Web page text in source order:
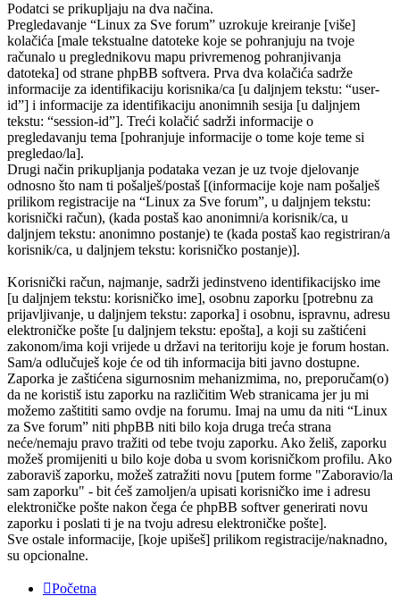
Podatci se prikupljaju na dva načina.
Pregledavanje “Linux za Sve forum” uzrokuje kreiranje [više]
kolačića [male tekstualne datoteke koje se pohranjuju na tvoje
računalo u preglednikovu mapu privremenog pohranjivanja
datoteka] od strane phpBB softvera. Prva dva kolačića sadrže
informacije za identifikaciju korisnika/ca [u daljnjem tekstu: “user-
id”] i informacije za identifikaciju anonimnih sesija [u daljnjem
tekstu: “session-id”]. Treći kolačić sadrži informacije o
pregledavanju tema [pohranjuje informacije o tome koje teme si
pregledao/la].
Drugi način prikupljanja podataka vezan je uz tvoje djelovanje
odnosno što nam ti pošalješ/postaš [(informacije koje nam pošalješ
prilikom registracije na “Linux za Sve forum”, u daljnjem tekstu:
korisnički račun), (kada postaš kao anonimni/a korisnik/ca, u
daljnjem tekstu: anonimno postanje) te (kada postaš kao registriran/a
korisnik/ca, u daljnjem tekstu: korisničko postanje)].
Korisnički račun, najmanje, sadrži jedinstveno identifikacijsko ime
[u daljnjem tekstu: korisničko ime], osobnu zaporku [potrebnu za
prijavljivanje, u daljnjem tekstu: zaporka] i osobnu, ispravnu, adresu
elektroničke pošte [u daljnjem tekstu: epošta], a koji su zaštićeni
zakonom/ima koji vrijede u državi na teritoriju koje je forum hostan.
Sam/a odlučuješ koje će od tih informacija biti javno dostupne.
Zaporka je zaštićena sigurnosnim mehanizmima, no, preporučam(o)
da ne koristiš istu zaporku na različitim Web stranicama jer ju mi
možemo zaštititi samo ovdje na forumu. Imaj na umu da niti “Linux
za Sve forum” niti phpBB niti bilo koja druga treća strana
neće/nemaju pravo tražiti od tebe tvoju zaporku. Ako želiš, zaporku
možeš promijeniti u bilo koje doba u svom korisničkom profilu. Ako
zaboraviš zaporku, možeš zatražiti novu [putem forme "Zaboravio/la
sam zaporku" - bit ćeš zamoljen/a upisati korisničko ime i adresu
elektroničke pošte nakon čega će phpBB softver generirati novu
zaporku i poslati ti je na tvoju adresu elektroničke pošte].
Sve ostale informacije, [koje upišeš] prilikom registracije/naknadno,
su opcionalne.
Početna